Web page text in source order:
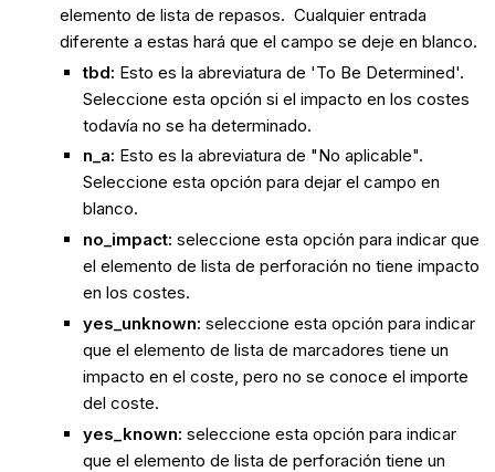
elemento de lista de repasos. Cualquier entrada
diferente a estas hará que el campo se deje en blanco.
tbd: Esto es la abreviatura de 'To Be Determined'.
Seleccione esta opción si el impacto en los costes
todavía no se ha determinado.
n_a: Esto es la abreviatura de "No aplicable".
Seleccione esta opción para dejar el campo en
blanco.
no_impact: seleccione esta opción para indicar que
el elemento de lista de perforación no tiene impacto
en los costes.
yes_unknown: seleccione esta opción para indicar
que el elemento de lista de marcadores tiene un
impacto en el coste, pero no se conoce el importe
del coste.
yes_known: seleccione esta opción para indicar
que el elemento de lista de perforación tiene un